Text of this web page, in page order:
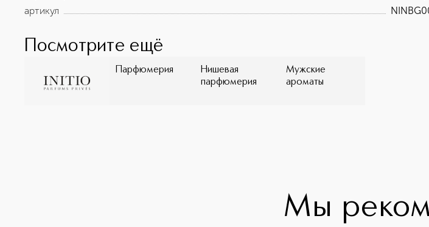
артикул
Посмотрите ещё
Парфюмерия
Нишевая
парфюмерия
Мужские
ароматы
Мы